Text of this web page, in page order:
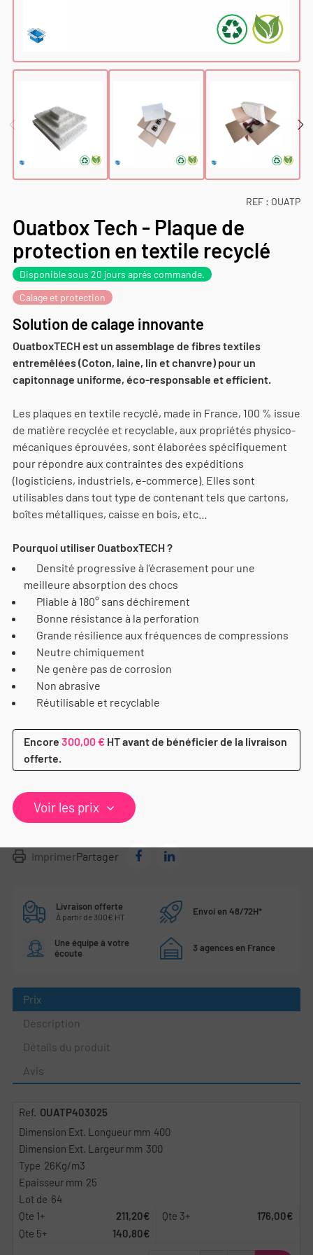
REF : OUATP
Ouatbox Tech - Plaque de
protection en textile recyclé
Disponible sous 20 jours aprés commande.
Calage et protection
Solution de calage innovante
OuatboxTECH est un assemblage de fibres textiles
entremêlées (Coton, laine, lin et chanvre) pour un
capitonnage uniforme, éco-responsable et efficient.
Les plaques en textile recyclé, made in France, 100 % issue
de matière recyclée et recyclable, aux propriétés physico-
mécaniques éprouvées, sont élaborées spécifiquement
pour répondre aux contraintes des expéditions
(logisticiens, industriels, e-commerce). Elles sont
utilisables dans tout type de contenant tels que cartons,
boîtes métalliques, caisse en bois, etc…
Pourquoi utiliser OuatboxTECH ?
Densité progressive à l’écrasement pour une
meilleure absorption des chocs
Pliable à 180° sans déchirement
Bonne résistance à la perforation
Grande résilience aux fréquences de compressions
Neutre chimiquement
Ne genère pas de corrosion
Non abrasive
Réutilisable et recyclable
Encore 300,00 € HT avant de bénéficier de la livraison
offerte.
Voir les prix
ImprimerPartager
Livraison offerte
À partir de 300€ HT Envoi en 48/72H*
Une équipe à votre
écoute
3 agences en France
Prix
Description
Détails du produit
Avis
OUATP403025
400
300
26Kg/m3
25
64
211,20€
176,00€
140,80€